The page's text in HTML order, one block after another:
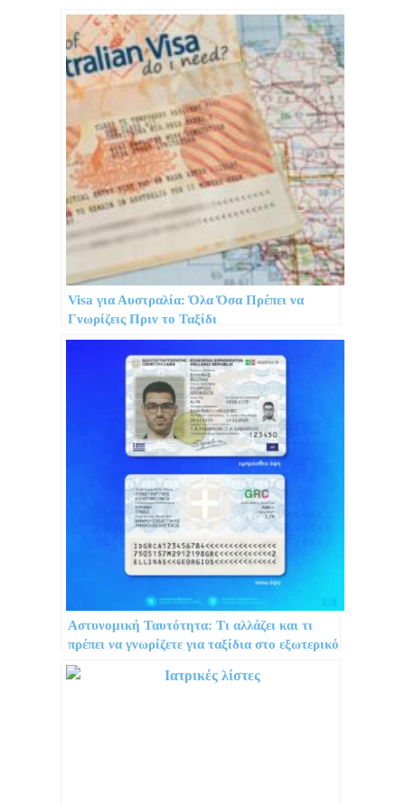
Visa για Αυστραλία: Όλα Όσα Πρέπει να
Γνωρίζεις Πριν το Ταξίδι
Αστυνομική Ταυτότητα: Τι αλλάζει και τι
πρέπει να γνωρίζετε για ταξίδια στο εξωτερικό